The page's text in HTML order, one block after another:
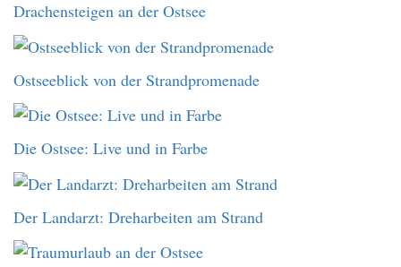
Drachensteigen an der Ostsee
Ostseeblick von der Strandpromenade
Die Ostsee: Live und in Farbe
Der Landarzt: Dreharbeiten am Strand